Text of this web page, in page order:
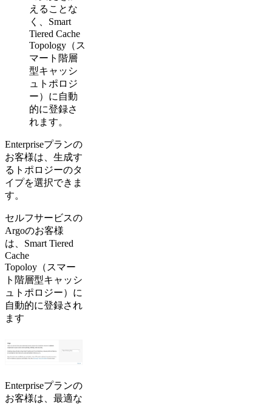
えることな
く、Smart
Tiered Cache
Topology（ス
マート階層
型キャッシ
ュトポロジ
ー）に自動
的に登録さ
れます。
Enterpriseプランの
お客様は、生成す
るトポロジーのタ
イプを選択できま
す。
セルフサービスの
Argoのお客様
は、Smart Tiered
Cache
Topoloy（スマー
ト階層型キャッシ
ュトポロジー）に
自動的に登録され
ます
Enterpriseプランの
お客様は、最適な